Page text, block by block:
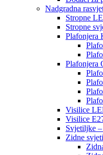
Nadgradna
Stropne
Stropne
Plafonjera
Visilice
Visilice
Svjetiljke –
Zidne